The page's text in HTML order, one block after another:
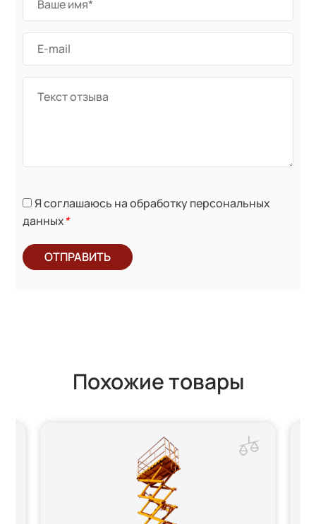
Я соглашаюсь на обработку персональных
данных*
ОТПРАВИТЬ
Похожие товары